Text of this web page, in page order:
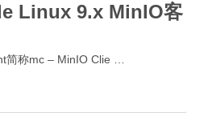
Linux 9.x MinIO客
简称mc – MinIO Clie …